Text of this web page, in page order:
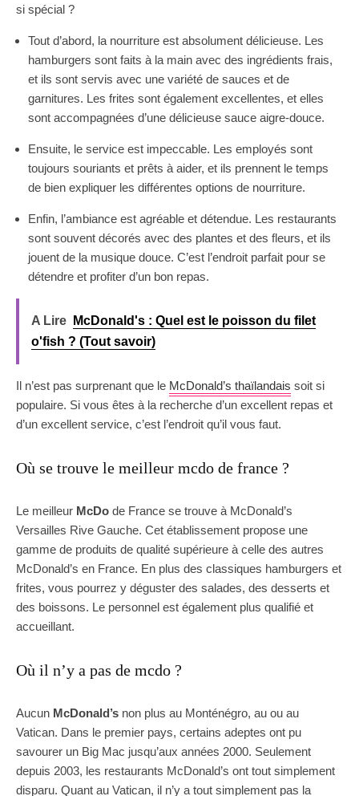
si spécial ?
Tout d’abord, la nourriture est absolument délicieuse. Les
hamburgers sont faits à la main avec des ingrédients frais,
et ils sont servis avec une variété de sauces et de
garnitures. Les frites sont également excellentes, et elles
sont accompagnées d’une délicieuse sauce aigre-douce.
Ensuite, le service est impeccable. Les employés sont
toujours souriants et prêts à aider, et ils prennent le temps
de bien expliquer les différentes options de nourriture.
Enfin, l’ambiance est agréable et détendue. Les restaurants
sont souvent décorés avec des plantes et des fleurs, et ils
jouent de la musique douce. C’est l’endroit parfait pour se
détendre et profiter d’un bon repas.
A Lire
McDonald's : Quel est le poisson du filet
o'fish ? (Tout savoir)
Il n’est pas surprenant que le McDonald’s thaïlandais soit si
populaire. Si vous êtes à la recherche d’un excellent repas et
d’un excellent service, c’est l’endroit qu’il vous faut.
Où se trouve le meilleur mcdo de france ?
Le meilleur McDo de France se trouve à McDonald’s
Versailles Rive Gauche. Cet établissement propose une
gamme de produits de qualité supérieure à celle des autres
McDonald’s en France. En plus des classiques hamburgers et
frites, vous pourrez y déguster des salades, des desserts et
des boissons. Le personnel est également plus qualifié et
accueillant.
Où il n’y a pas de mcdo ?
Aucun McDonald’s non plus au Monténégro, au ou au
Vatican. Dans le premier pays, certains adeptes ont pu
savourer un Big Mac jusqu’aux années 2000. Seulement
depuis 2003, les restaurants McDonald’s ont tout simplement
disparu. Quant au Vatican, il n’y a tout simplement pas la